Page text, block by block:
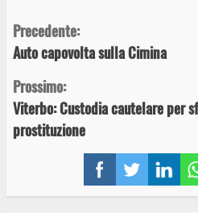
FacebookTwitter
Continue
Reading
Precedente:
Auto capovolta sulla Cimina
Prossimo:
Viterbo: Custodia cautelare per
prostituzione